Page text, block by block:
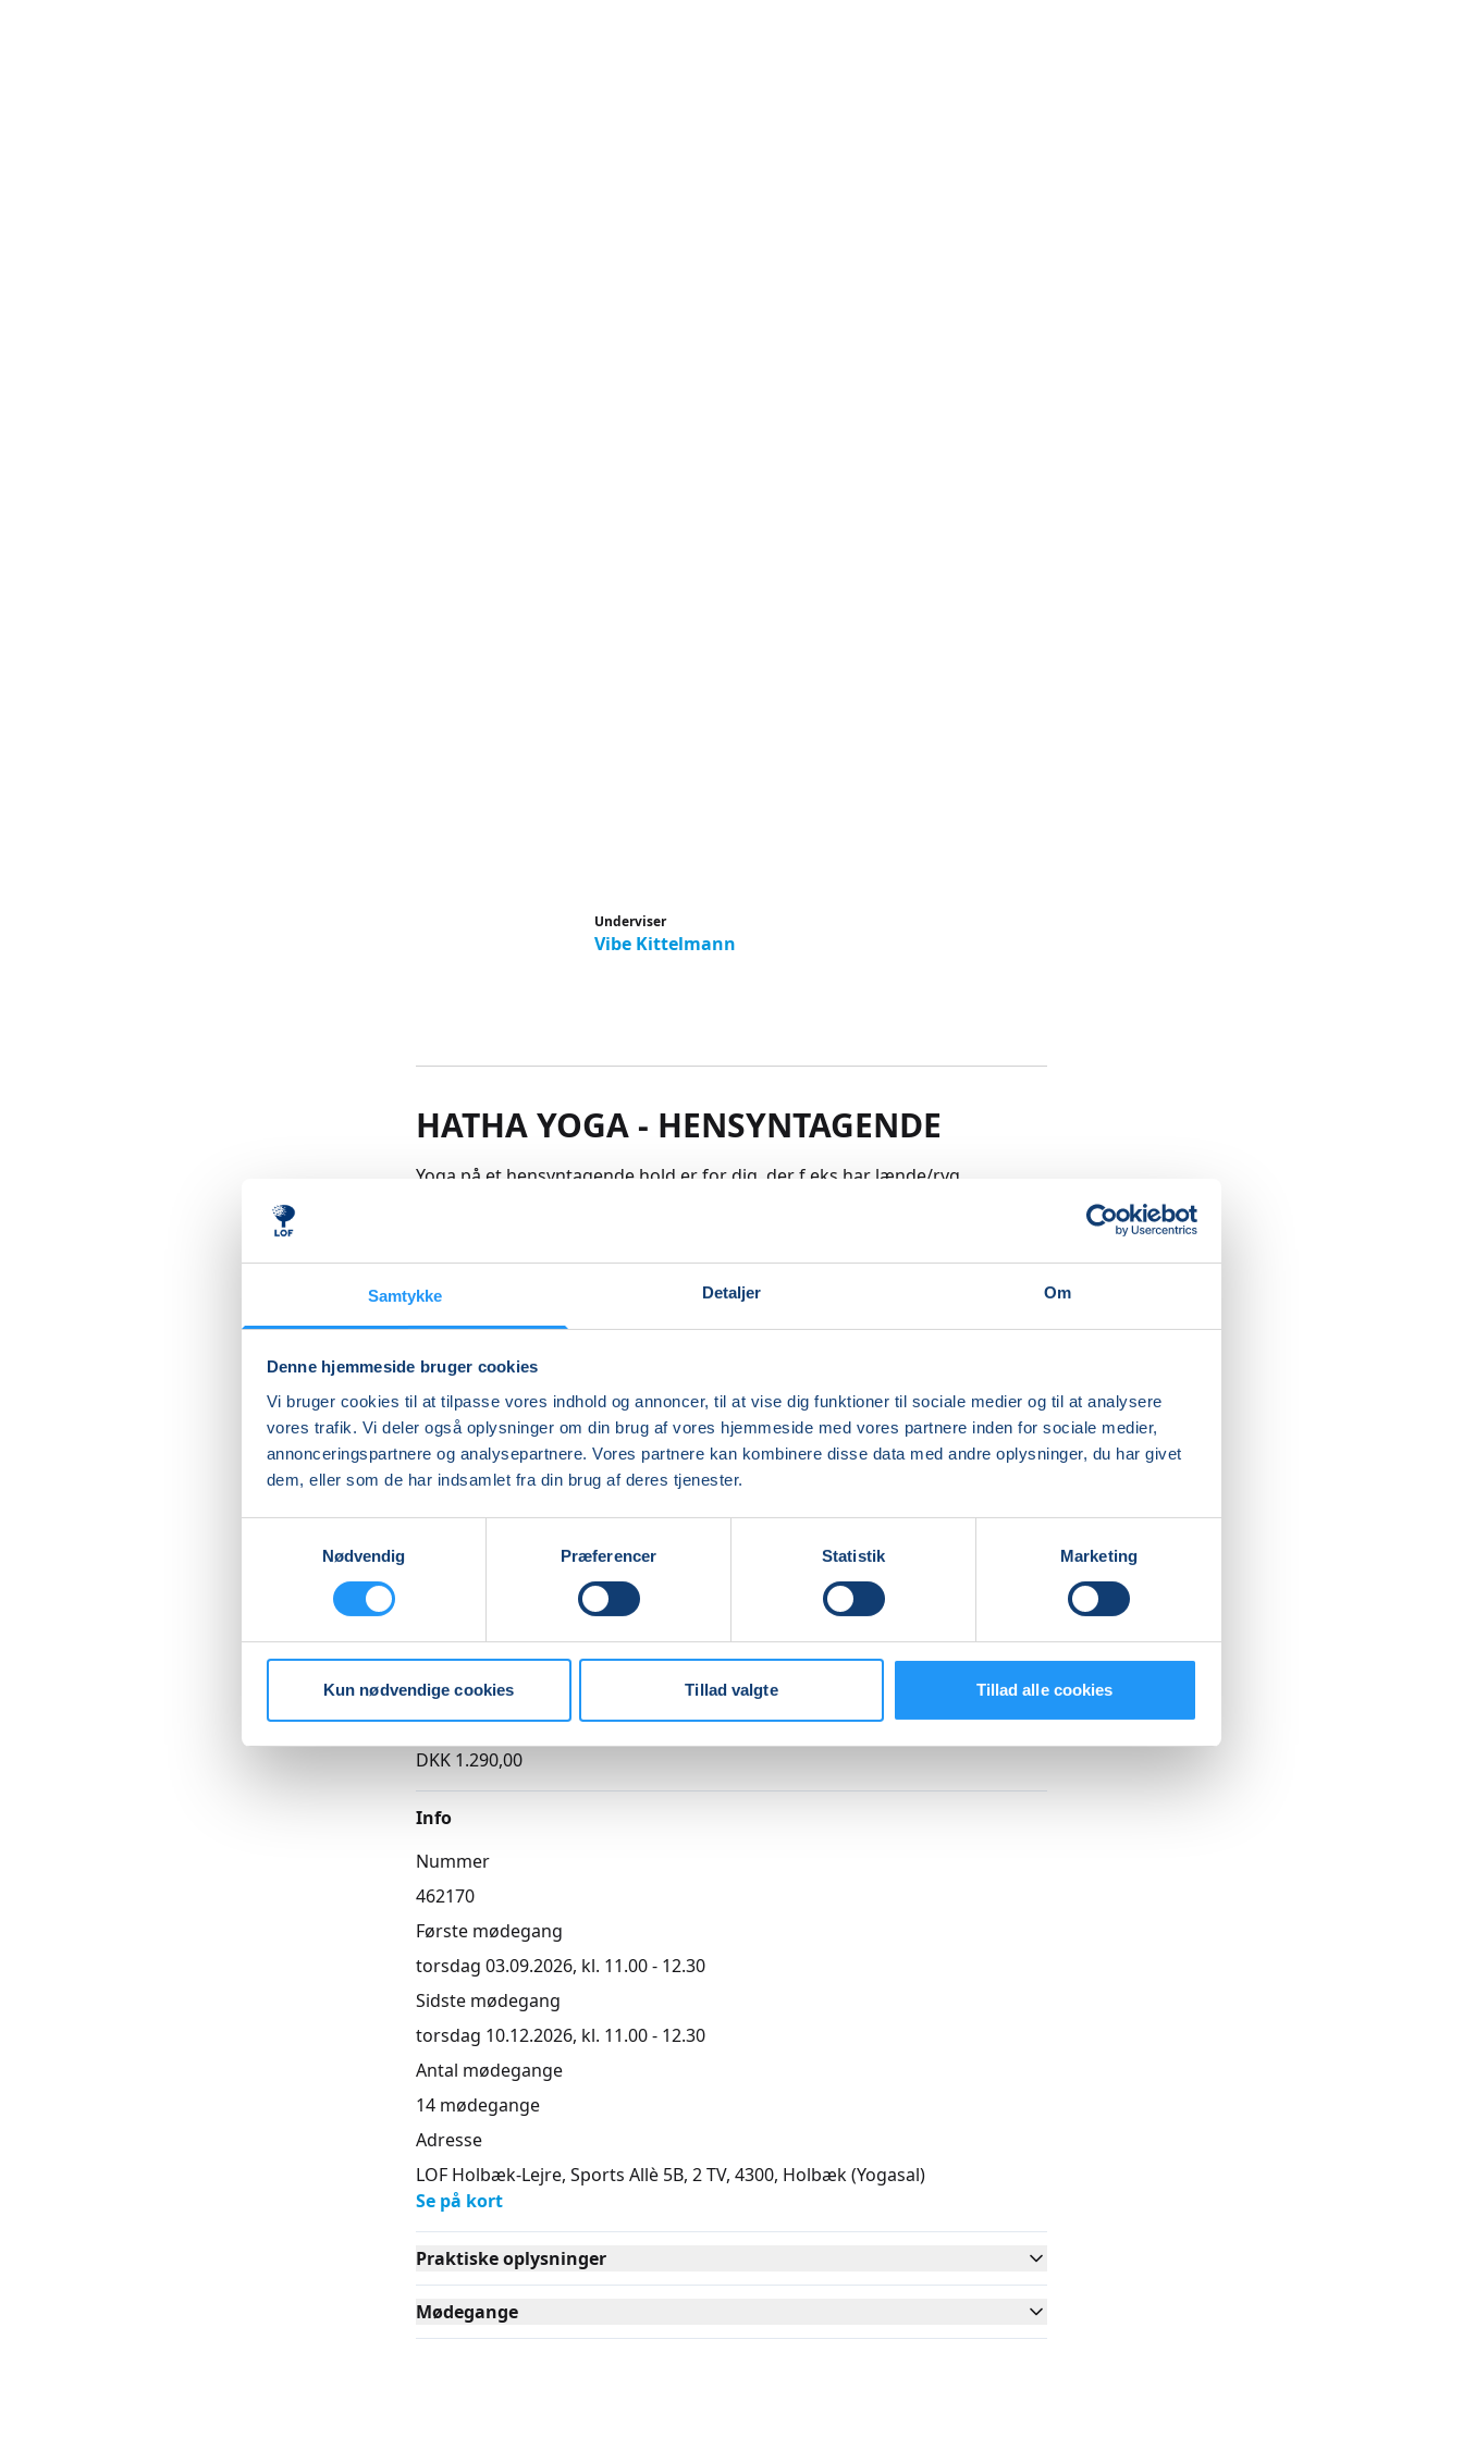
Samtykke Detaljer Om
Denne hjemmeside bruger cookies
Vi bruger cookies til at tilpasse vores indhold og annoncer, til at vise dig funktioner til sociale medier og til at analysere
vores trafik. Vi deler også oplysninger om din brug af vores hjemmeside med vores partnere inden for sociale medier,
annonceringspartnere og analysepartnere. Vores partnere kan kombinere disse data med andre oplysninger, du har givet
dem, eller som de har indsamlet fra din brug af deres tjenester.
Nødvendig
Præferencer Statistik Marketing
Kun nødvendige cookies Tillad valgte Tillad alle cookies
Underviser
Vibe Kittelmann
HATHA YOGA - HENSYNTAGENDE
Yoga på et hensyntagende hold er for dig, der f.eks.har lænde/ryg
trænet, vil sværhedsgraden øges – selvfølgelig under hensyntagen til dine
eventuelle begrænsninger. De blide yogaøvelser styrker og stabiliserer
muskler i din krop, forbedrer bevægelighed, kropsholdning og balance.
yoga er ikke nødvendig.
Læs mere
Indlæser frie pladser...
Priser
Hensyntagende undervisning
DKK 1.290,00
Info
Nummer
462170
Første mødegang
torsdag 03.09.2026, kl. 11.00 - 12.30
Sidste mødegang
torsdag 10.12.2026, kl. 11.00 - 12.30
Antal mødegange
14 mødegange
Adresse
LOF Holbæk-Lejre, Sports Allè 5B, 2 TV, 4300, Holbæk(Yogasal)
Se på kort
Praktiske oplysninger
Mødegange